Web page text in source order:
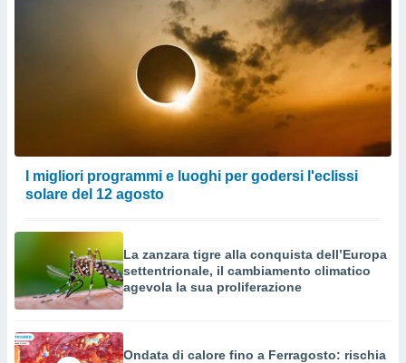
I migliori programmi e luoghi per godersi l'eclissi
solare del 12 agosto
La zanzara tigre alla conquista dell’Europa
settentrionale, il cambiamento climatico
agevola la sua proliferazione
Ondata di calore fino a Ferragosto: rischia